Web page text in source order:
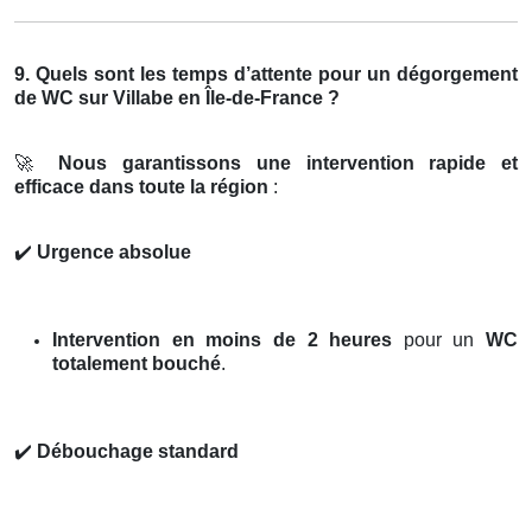
9. Quels sont les temps d’attente pour un dégorgement
de WC sur Villabe en Île-de-France ?
🚀
Nous garantissons une intervention rapide et
efficace dans toute la région :
✔️ Urgence absolue
Intervention en moins de 2 heures pour un WC
totalement bouché.
✔️ Débouchage standard